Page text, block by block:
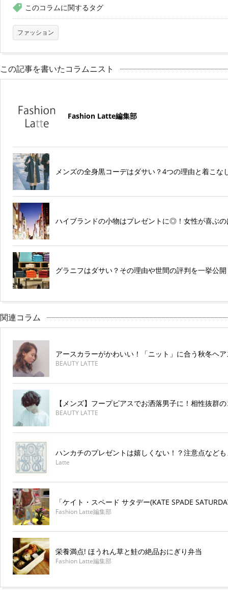
このコラムに関するタグ
ファッション
この記事を書いたコラムニスト
Fashion Latte編集部
メンズの全身黒コーデはダサい？4つの理由と着こな
ハイブランドの小物はプレゼントに◎！女性が喜ぶ
グラニフはダサい？その理由や世間の評判を一挙公開
関連コラム
アースカラーがかわいい！「ニット」に合う秋冬ヘ
BEAUTY LATTE
【メンズ】フープピアスでお洒落男子に！相性抜群
BEAUTY LATTE
ハンカチのプレゼントは嬉しくない！？注意点など
Latte
「ケイト・スペード サタデー(KATE SPADE
Fashion Latte編集部
栄養満点! ほうれん草と鮭の絶品おにぎり弁当
Fashion Latte編集部